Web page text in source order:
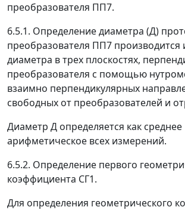
преобразователя ПП7.
6.5.1. Определение диаметра (Д)
преобразователя ПП7
диаметра в трех плоскостях,
преобразователя с помощью
взаимно перпендикулярных
свободных от преобразователей и
Диаметр Д определяется как среднее
арифметическое всех измерений.
6.5.2. Определение первого
коэффициента СГ1.
Для определения геометрического